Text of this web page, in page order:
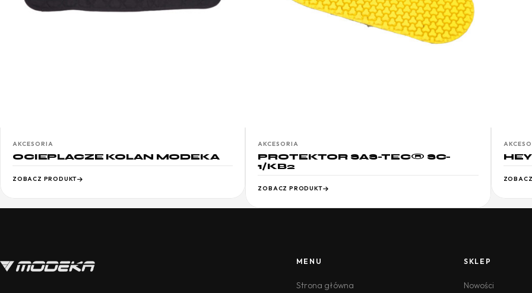
AKCESORIA
OCIEPLACZE KOLAN MODEKA
ZOBACZ PRODUKT
AKCESORIA
PROTEKTOR SAS-TEC® SC-
1/KB2
ZOBACZ PRODUKT
MENU
Strona główna
SKLEP
Nowości